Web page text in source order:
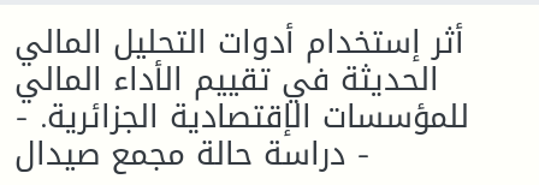
أثر إستخدام أدوات التحليل المالي
الحديثة في تقييم الأداء المالي
للمؤسسات الإقتصادية الجزائرية. -
دراسة حالة مجمع صيدال -